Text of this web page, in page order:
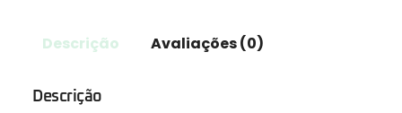
Descrição Avaliações (0)
Descrição